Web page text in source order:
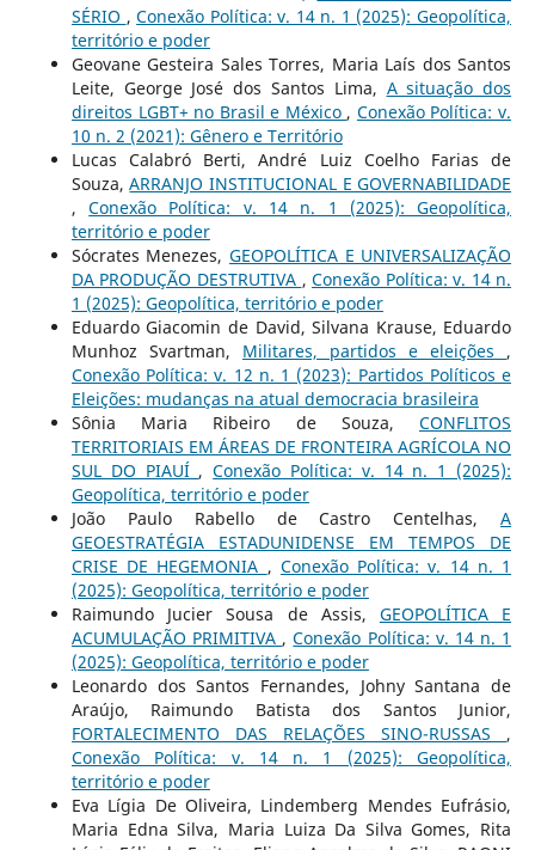
SÉRIO ,Conexão Política: v. 14 n. 1 (2025): Geopolítica,
território e poder
Geovane Gesteira Sales Torres, Maria Laís dos Santos
Leite, George José dos Santos Lima, A situação dos
direitos LGBT+ no Brasil e México , Conexão Política: v.
10 n. 2 (2021): Gênero e Território
Lucas Calabró Berti, André Luiz Coelho Farias de
Souza,ARRANJO INSTITUCIONAL E GOVERNABILIDADE
,Conexão Política: v. 14 n. 1 (2025): Geopolítica,
território e poder
Sócrates Menezes, GEOPOLÍTICA E UNIVERSALIZAÇÃO
DA PRODUÇÃO DESTRUTIVA ,Conexão Política: v. 14 n.
1 (2025): Geopolítica, território e poder
Eduardo Giacomin de David, Silvana Krause, Eduardo
Munhoz Svartman, Militares, partidos e eleições ,
Conexão Política: v. 12 n. 1 (2023): Partidos Políticos e
Eleições: mudanças na atual democracia brasileira
Sônia Maria Ribeiro de Souza,CONFLITOS
TERRITORIAIS EM ÁREAS DE FRONTEIRA AGRÍCOLA NO
SUL DO PIAUÍ ,Conexão Política: v. 14 n. 1 (2025):
Geopolítica, território e poder
João Paulo Rabello de Castro Centelhas,A
GEOESTRATÉGIA ESTADUNIDENSE EM TEMPOS DE
CRISE DE HEGEMONIA , Conexão Política: v. 14 n. 1
(2025): Geopolítica, território e poder
Raimundo Jucier Sousa de Assis, GEOPOLÍTICA E
ACUMULAÇÃO PRIMITIVA ,Conexão Política: v. 14 n. 1
(2025): Geopolítica, território e poder
Leonardo dos Santos Fernandes, Johny Santana de
Araújo, Raimundo Batista dos Santos Junior,
FORTALECIMENTO DAS RELAÇÕES SINO-RUSSAS ,
Conexão Política: v. 14 n. 1 (2025): Geopolítica,
território e poder
Eva Lígia De Oliveira, Lindemberg Mendes Eufrásio,
Maria Edna Silva, Maria Luiza Da Silva Gomes, Rita